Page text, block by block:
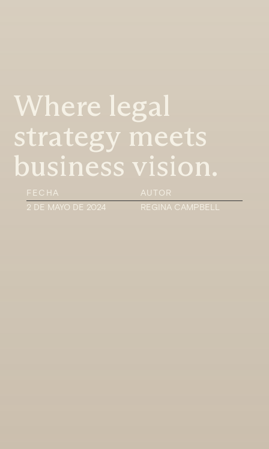
Where legal
strategy meets
business vision.
FECHA
2 DE MAYO DE 2024
AUTOR
REGINA CAMPBELL